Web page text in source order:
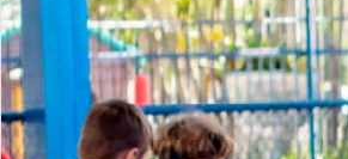
Lista de vídeos